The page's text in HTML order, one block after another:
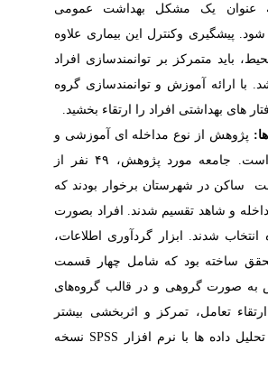
یک مشکل بهداشت عمومی
پیشگیری وکنترل این بیماری علاوه
باید متمرکز بر توانمندسازی افراد
با ارائه آموزش و توانمندسازی گروه
های بهداشتی افراد را ارتقاء بخشید.
پژوهش از نوع مداخله ای آموزشی و
نیمه تجربی است. جامعه مورد پژوهش، ۴۹ نفر از
ساکن در شهرستان برخوار بودند که
و شاهد تقسیم شدند. افراد بصورت
شدند. ابزار گردآوری اطلاعات،
ساخته بود که شامل چهار قسمت
صورت گروهی و در قالب گروه‌های
تعامل، تمرکز و اثربخشی بیشتر
داده ها با نرم افزارSPSS نسخه